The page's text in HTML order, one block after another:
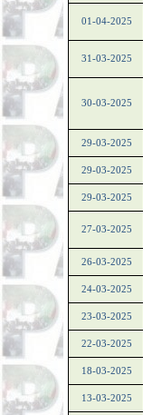
01-04-2025
31-03-2025
30-03-2025
29-03-2025
29-03-2025
29-03-2025
27-03-2025
26-03-2025
24-03-2025
23-03-2025
22-03-2025
18-03-2025
13-03-2025